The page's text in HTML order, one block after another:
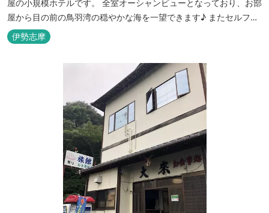
屋の小規模ホテルです。 全室オーシャンビューとなっており、お部
屋から目の前の鳥羽湾の穏やかな海を一望できます♪ またセルフチ
ェックイン方式を採用しているため、好きな時間に非対面でチェッ
クインが可能です。 食事提供や接客サービスがない分、リーズナブ
ルな料金で宿泊が可能なため、観光目的の拠点としてぜひご利用く
伊勢志摩